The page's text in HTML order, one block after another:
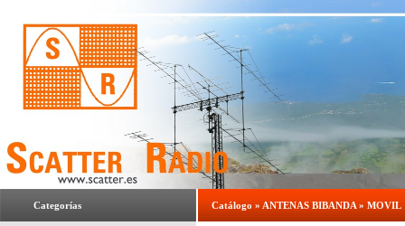
Categorías Catálogo » ANTENAS BIBANDA » MOVIL